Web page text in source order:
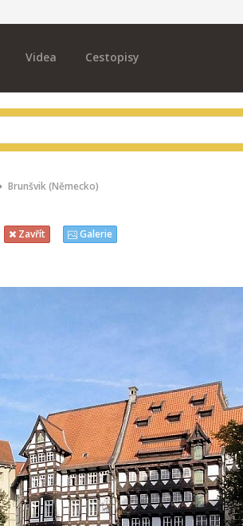
Videa Cestopisy
Brunšvik (Německo)
Zavřít Galerie